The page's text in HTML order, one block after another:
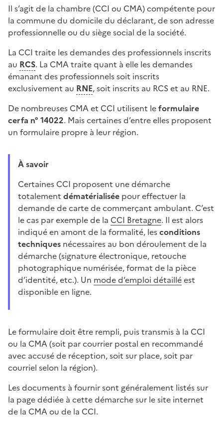
Il s’agit de la chambre (CCI ou CMA) compétente pour
la commune du domicile du déclarant, de son adresse
professionnelle ou du siège social de la société.
La CCI traite les demandes des professionnels inscrits
au RCS. La CMA traite quant à elle les demandes
émanant des professionnels soit inscrits
exclusivement au RNE, soit inscrits au RCS et au RNE.
De nombreuses CMA et CCI utilisent leformulaire
cerfa n° 14022. Mais certaines d’entre elles proposent
un formulaire propre à leur région.
À savoir
Certaines CCI proposent une démarche
totalement dématérialisée pour effectuer la
demande de carte de commerçant ambulant. C’est
le cas par exemple de la CCI Bretagne. Il est alors
indiqué en amont de la formalité, lesconditions
techniques nécessaires au bon déroulement de la
démarche (signature électronique, retouche
photographique numérisée, format de la pièce
d’identité, etc.). Un mode d’emploi détailléest
disponible en ligne.
Le formulaire doit être rempli, puis transmis à la CCI
ou la CMA (soit par courrier postal en recommandé
avec accusé de réception, soit sur place, soit par
courriel selon la région).
Les documents à fournir sont généralement listés sur
la page dédiée à cette démarche sur le site internet
de la CMA ou de la CCI.